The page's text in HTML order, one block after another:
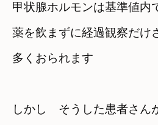
甲状腺ホルモンは基準値内
薬を飲まずに経過観察だけ
多くおられます
しかし　そうした患者さん